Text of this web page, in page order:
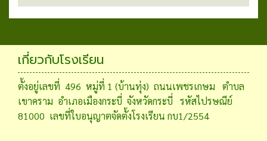
เกี่ยวกับโรงเรียน
ตั้งอยู่เลขที่ 496 หมู่ที่ 1 (บ้านทุ่ง) ถนนเพชรเกษม ตำบล
เขาคราม อำเภอเมืองกระบี่ จังหวัดกระบี่ รหัสไปรษณีย์
81000 เลขที่ใบอนุญาตจัดตั้งโรงเรียน กบ1/2554